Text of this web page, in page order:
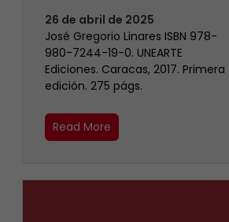
26 de abril de 2025
José Gregorio Linares ISBN 978-
980-7244-19-0. UNEARTE
Ediciones. Caracas, 2017. Primera
edición. 275 págs.
Read More